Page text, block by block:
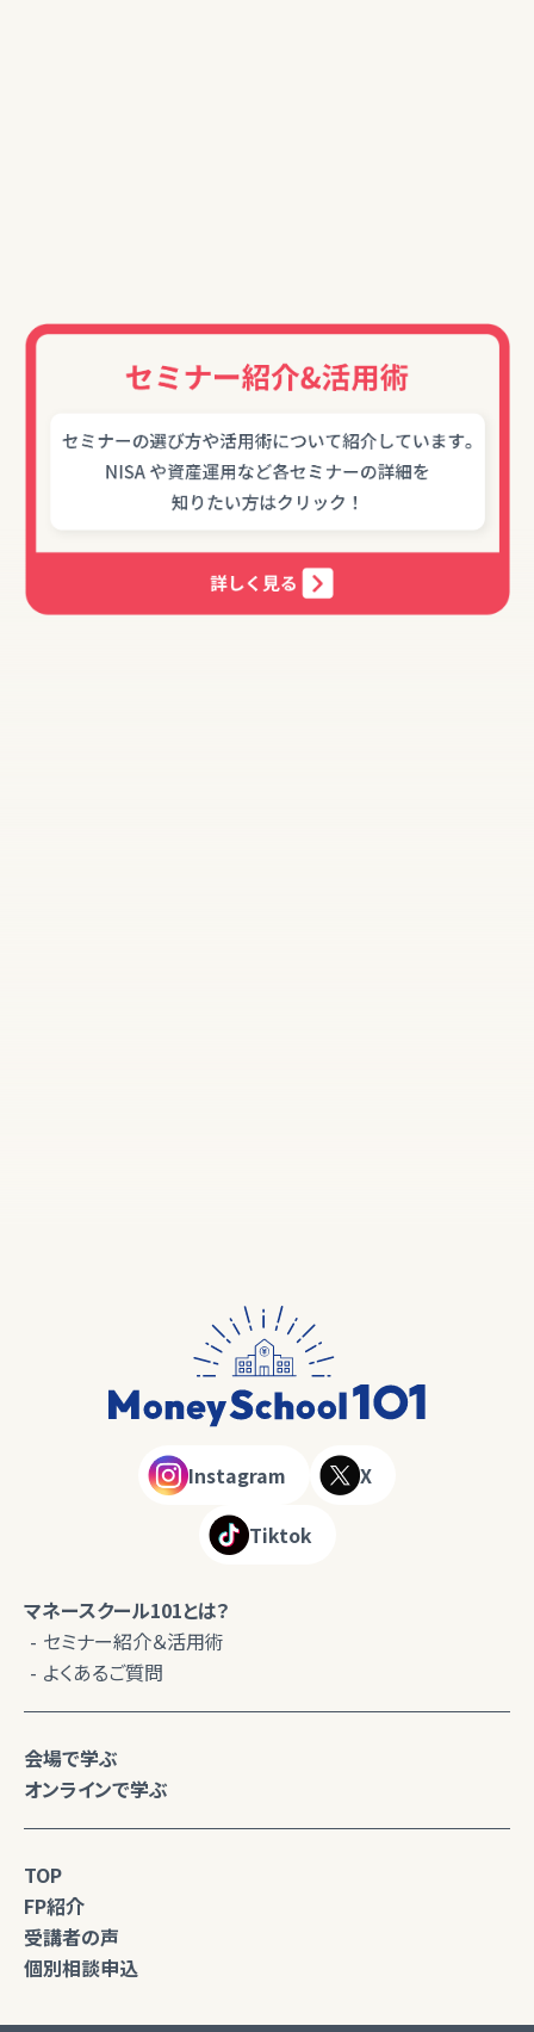
Instagram X
Tiktok
マネースクール101とは？
セミナー紹介＆活用術
よくあるご質問
会場で学ぶ
オンラインで学ぶ
TOP
FP紹介
受講者の声
個別相談申込